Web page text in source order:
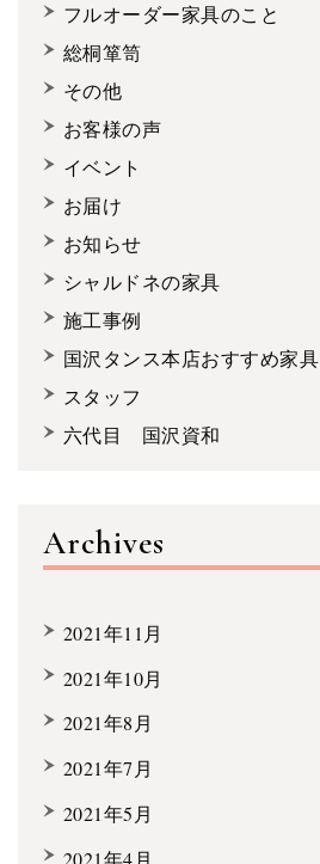
フルオーダー家具のこと
総桐箪笥
その他
お客様の声
イベント
お届け
お知らせ
シャルドネの家具
施工事例
国沢タンス本店おすすめ家具
スタッフ
六代目 国沢資和
Archives
2021年11月
2021年10月
2021年8月
2021年7月
2021年5月
2021年4月